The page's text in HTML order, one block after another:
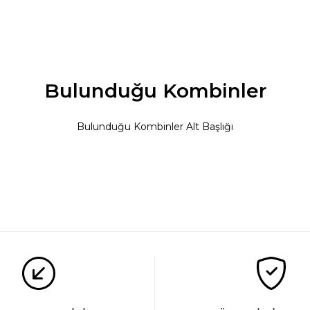
Bulunduğu Kombinler
Bulunduğu Kombinler Alt Başlığı